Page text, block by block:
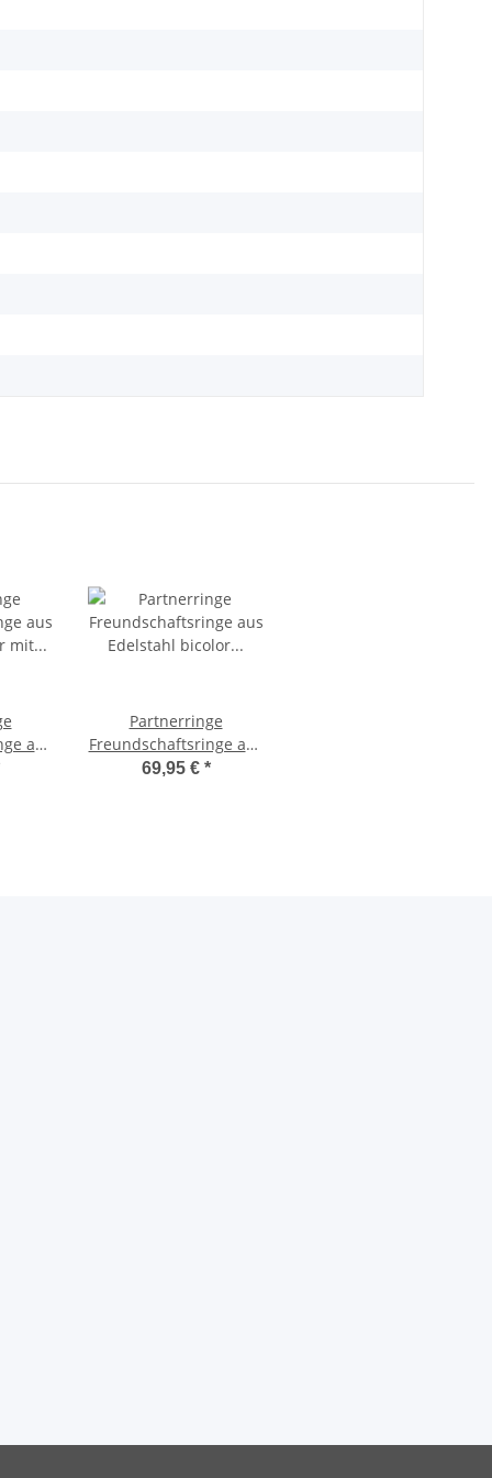
aus
mit
Partnerringe
Freundschaftsringe aus
Edelstahl bicolor
69,95 € *